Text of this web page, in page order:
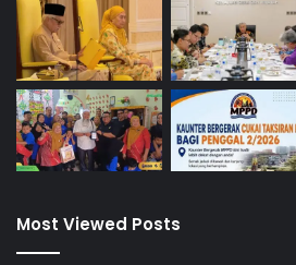
Most Viewed Posts